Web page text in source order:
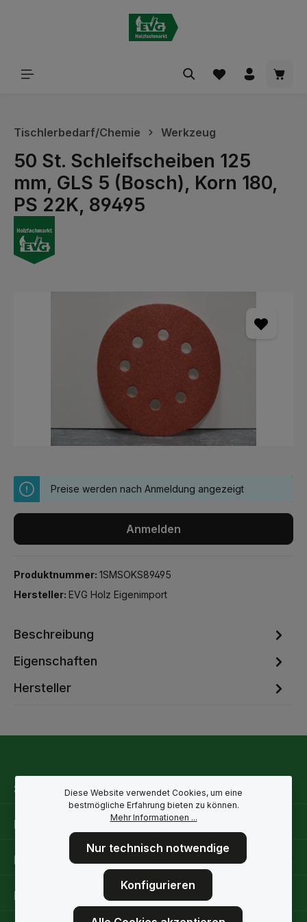
Tischlerbedarf/Chemie Werkzeug
50 St. Schleifscheiben 125
mm, GLS 5 (Bosch), Korn 180,
PS 22K, 89495
Preise werden nach Anmeldung angezeigt
Anmelden
Produktnummer: 1SMSOKS89495
Hersteller: EVG Holz Eigenimport
Beschreibung
Eigenschaften
Hersteller
Service-Hotline
Rechtliche Hinweise
Informationen
Folge uns
Diese Website verwendet Cookies, um eine
bestmögliche Erfahrung bieten zu können.
Mehr Informationen ...
Nur technisch notwendige
Konfigurieren